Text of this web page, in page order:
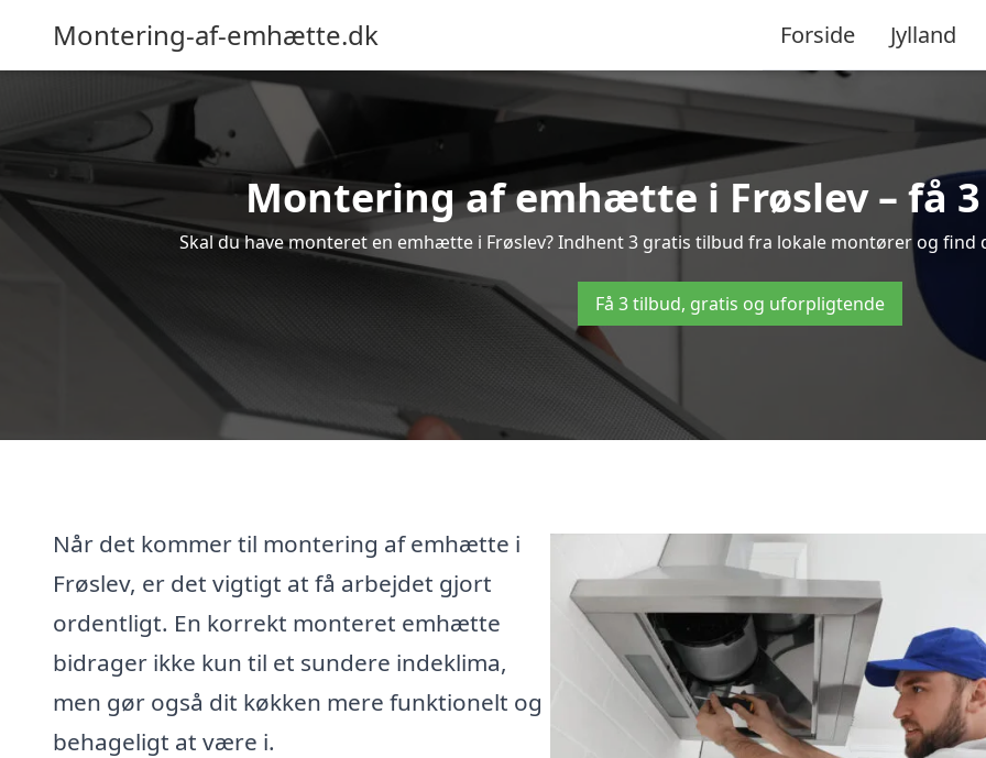
Montering-af-emhætte.dk Forside Jylland
Montering af emhætte i Frøslev – få
Skal du have monteret en emhætte i Frøslev? Indhent 3 gratis tilbud fra lokale montører og
Få 3 tilbud, gratis og uforpligtende
Når det kommer til montering af emhætte i
Frøslev, er det vigtigt at få arbejdet gjort
ordentligt. En korrekt monteret emhætte
bidrager ikke kun til et sundere indeklima,
men gør også dit køkken mere funktionelt og
behageligt at være i.